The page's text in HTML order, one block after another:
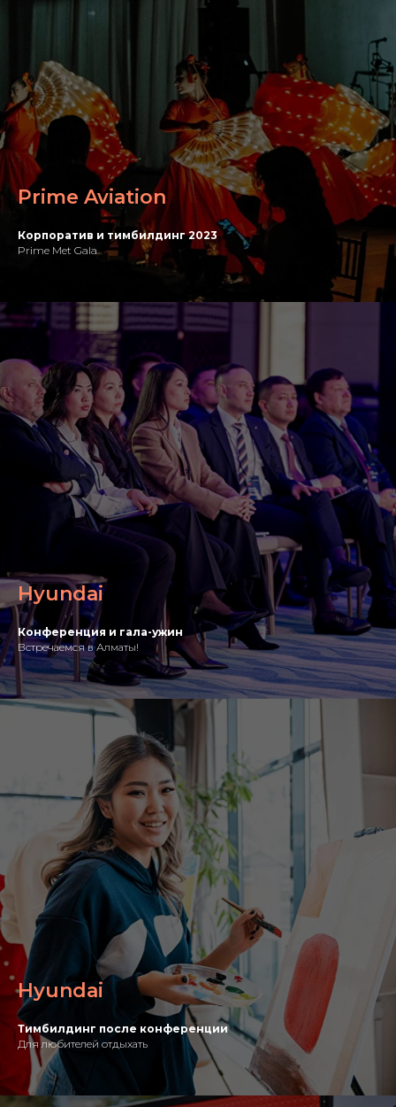
Prime Aviation
Корпоратив и тимбилдинг 2023
Prime Met Gala
Hyundai
Конференция и гала-ужин
Встречаемся в Алматы!
Hyundai
Тимбилдинг после конференции
Для любителей отдыхать